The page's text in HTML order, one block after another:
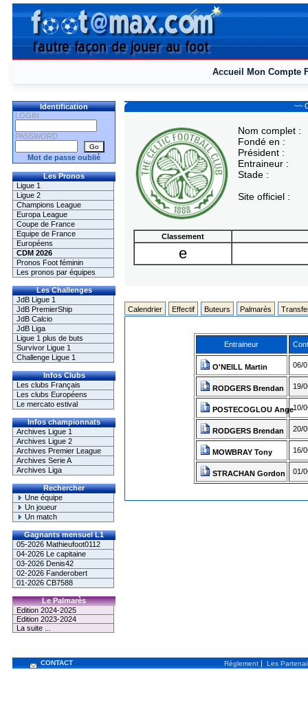
Accueil Mon Compte
Identification
LOGIN
PASSWORD
Mot de passe oublié
Les Pronos
Ligue 1
Ligue 2
Champions League
Europa League
Coupe de France
Equipe de France
Européens
CDM 2026
Pronos Foot féminin
Les pronos par équipes
Les Challenges
JdB Ligue 1
JdB PremierShip
JdB Calcio
JdB Liga
Ligue 1 plus de buts
Survivor Ligue 1
Challenge Ligue 1
Infos Clubs
Les clubs Français
Les clubs Européens
Le mercato estival
Infos championnats
Archives Ligue 1
Archives Ligue 2
Archives Premier League
Archives Serie A
Archives Liga
Rechercher
Une équipe
Un joueur
Un match
Gagnants mensuel L1
05-2026 Mathieufoot0112
04-2026 Le capitaine
03-2026 Denis42
02-2026 Fanderobert
01-2026 CB7588
Le Palmarès
Edition 2024-2025
Edition 2023-2024
La suite ...
~~
Nom complet :
Fondé en :
Président :
Entraineur :
Stade :
Site officiel :
Classement
e
Calendrier Effectif Buteurs Palmarès
Entraineur
O'NEILL Martin 06/
RODGERS Brendan 19/
POSTECOGLOU Ange10/
RODGERS Brendan 20/
MOWBRAY Tony 16/
STRACHAN Gordon 01/
CONTACT Règlement | Les